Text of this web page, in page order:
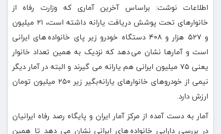
اطلاعات نوشت: براساس آخرین آماری که وزارت رفاه از
خانوارهای تحت پوشش دریافت یارانه داشته است، ۲۱ میلیون
و ۵۲۷ هزار و ۴۰۸ دستگاه خودرو زیر پای خانواده های ایرانی
است و آمارها نشان می دهد که نزدیک به همین تعداد خانوار
یعنی ۷۵ میلیون ایرانی هم یارانه می گیرند و البته در آمار دیگر
نیمی از خودروهای خانوارهای یارانه‌بگیر زیر ۲۵۰ میلیون تومان
ارزش دارد.
آمار به دست آمده از مرکز آمار ایران و پایگاه رصد رفاه ایرانیان
در بررسی دارایی خانواده های ایرانی نشان می دهد تا همین